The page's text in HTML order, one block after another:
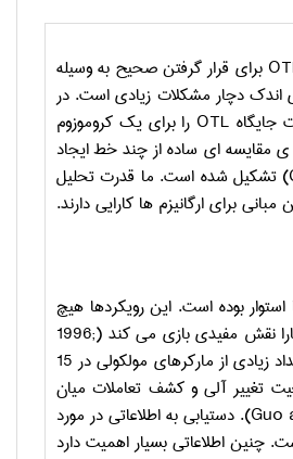
برای قرار گرفتن صحیح به وسیله
اندک دچار مشکلات زیادی است. در
جایگاه OTL را برای یک کروموزوم
مقایسه ای ساده از چند خط ایجاد
) تشکیل شده است. ما قدرت تحلیل
برای ارگانیزم ها کارایی دارند.
بوده است. این رویکردها هیچ
نقش مفیدی بازی می کند (1996;
). کشف و توسعه ی تعداد زیادی از مارکرهای مولکولی در 15
تغییر آلی و کشف تعاملات میان
Guo). دستیابی به اطلاعاتی در مورد
چنین اطلاعاتی بسیار اهمیت دارد